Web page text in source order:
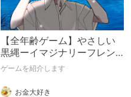
【全年齢ゲーム】やさしい
黒縄ーイマジナリーフレン
ドの「彼」と過ごすおぼん
ゲームを紹介します
お金大好き